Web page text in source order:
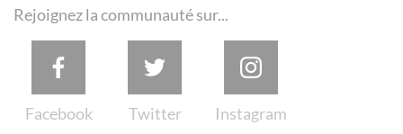
Rejoignez la communauté sur...